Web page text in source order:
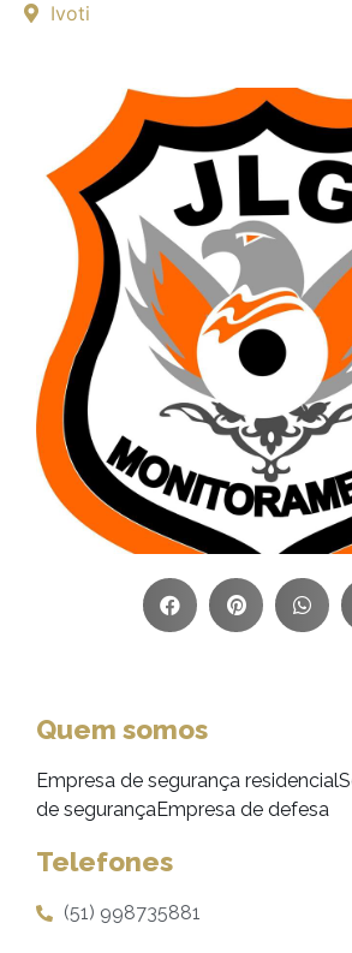
Ivoti
Quem somos
Empresa de segurança
de segurançaEmpresa de defesa
Telefones
(51) 998735881